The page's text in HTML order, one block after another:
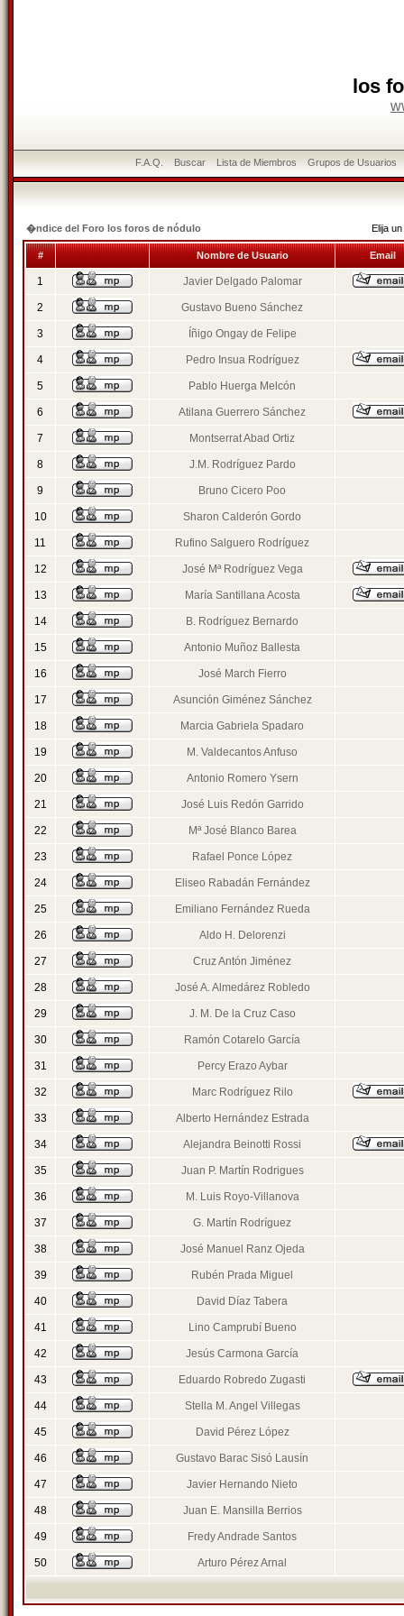
los
F.A.Q. Buscar Lista de Miembros Grupos de Usuarios
�ndice del Foro los foros de nódulo Elija
# Nombre de Usuario Email
1 Javier Delgado Palomar
2 Gustavo Bueno Sánchez
3 Íñigo Ongay de Felipe
4 Pedro Insua Rodríguez
5 Pablo Huerga Melcón
6 Atilana Guerrero Sánchez
7 Montserrat Abad Ortiz
8 J.M. Rodríguez Pardo
9 Bruno Cicero Poo
10 Sharon Calderón Gordo
11 Rufino Salguero Rodríguez
12 José Mª Rodríguez Vega
13 María Santillana Acosta
14 B. Rodríguez Bernardo
15 Antonio Muñoz Ballesta
16 José March Fierro
17 Asunción Giménez Sánchez
18 Marcia Gabriela Spadaro
19 M. Valdecantos Anfuso
20 Antonio Romero Ysern
21 José Luis Redón Garrido
22 Mª José Blanco Barea
23 Rafael Ponce López
24 Eliseo Rabadán Fernández
25 Emiliano Fernández Rueda
26 Aldo H. Delorenzi
27 Cruz Antón Jiménez
28 José A. Almedárez Robledo
29 J. M. De la Cruz Caso
30 Ramón Cotarelo García
31 Percy Erazo Aybar
32 Marc Rodríguez Rilo
33 Alberto Hernández Estrada
34 Alejandra Beinotti Rossi
35 Juan P. Martín Rodrigues
36 M. Luis Royo-Villanova
37 G. Martín Rodríguez
38 José Manuel Ranz Ojeda
39 Rubén Prada Miguel
40 David Díaz Tabera
41 Lino Camprubí Bueno
42 Jesús Carmona García
43 Eduardo Robredo Zugasti
44 Stella M. Angel Villegas
45 David Pérez López
46 Gustavo Barac Sisó Lausín
47 Javier Hernando Nieto
48 Juan E. Mansilla Berrios
49 Fredy Andrade Santos
50 Arturo Pérez Arnal